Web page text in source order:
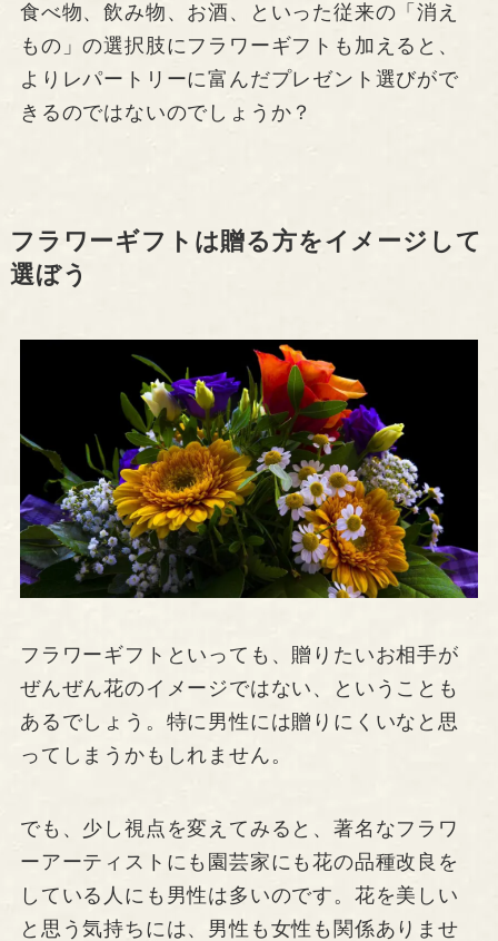
食べ物、飲み物、お酒、といった従来の「消え
もの」の選択肢にフラワーギフトも加えると、
よりレパートリーに富んだプレゼント選びがで
きるのではないのでしょうか？
フラワーギフトは贈る方をイメージして
選ぼう
フラワーギフトといっても、贈りたいお相手が
ぜんぜん花のイメージではない、ということも
あるでしょう。特に男性には贈りにくいなと思
ってしまうかもしれません。
でも、少し視点を変えてみると、著名なフラワ
ーアーティストにも園芸家にも花の品種改良を
している人にも男性は多いのです。花を美しい
と思う気持ちには、男性も女性も関係ありませ